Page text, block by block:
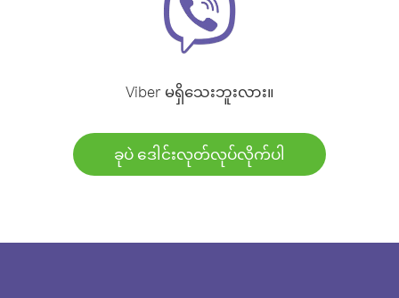
Viber မရှိသေးဘူးလား။
ခုပဲ ဒေါင်းလုတ်လုပ်လိုက်ပါ